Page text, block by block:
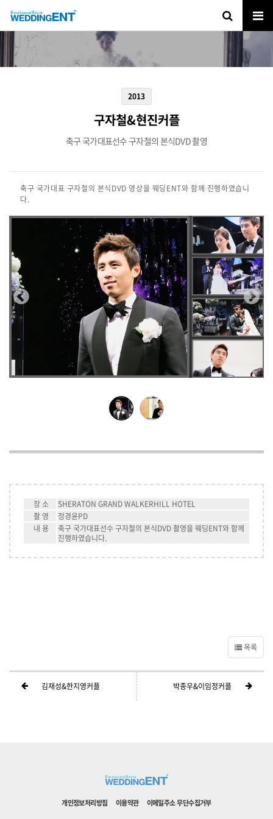
2013
구자철&현진커플
축구 국가대표선수 구자철의 본식DVD 촬영
축구 국가대표 구자철의 본식DVD 영상을 웨딩ENT와 함께 진행하였습니
다.
장 소
SHERATON GRAND WALKERHILL HOTEL
촬 영
정경윤PD
내 용
축구 국가대표선수 구자철의 본식DVD 촬영을 웨딩ENT와 함께
진행하였습니다.
목록
김재성&한지영커플 박종우&이임정커플
개인정보처리방침 이용약관 이메일주소 무단수집거부